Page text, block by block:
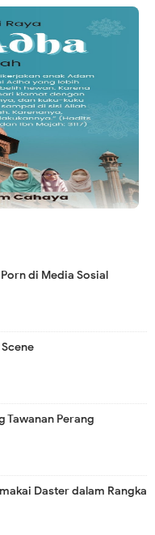
di Media Sosial
Tawanan Perang
Daster dalam Rangka